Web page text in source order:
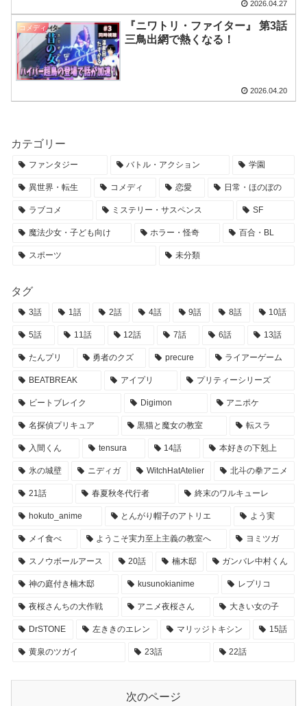
2026.04.27
コメディ
『ニワトリ・ファイター』 第3話
三鳥出網で熱くなる！
2026.04.20
カテゴリー
ファンタジー バトル・アクション 学園
異世界・転生 コメディ 恋愛 日常・ほのぼの
ラブコメ ミステリー・サスペンス SF
魔法少女・子ども向け ホラー・怪奇 百合・BL
スポーツ 未分類
タグ
3話 1話 2話 4話 9話 8話 10話
5話 11話 12話 7話 6話 13話
たんプリ 勇者のクズ precure ライアーゲーム
BEATBREAK アイプリ プリティーシリーズ
ビートブレイク Digimon アニポケ
名探偵プリキュア 黒猫と魔女の教室 転スラ
入間くん tensura 14話 本好きの下剋上
氷の城壁 ニディガ WitchHatAtelier 北斗の拳アニメ
21話 春夏秋冬代行者 終末のワルキューレ
hokuto_anime とんがり帽子のアトリエ よう実
メイ食べ ようこそ実力至上主義の教室へ ヨミツガ
スノウボールアース 20話 楠木邸 ガンバレ中村くん
神の庭付き楠木邸 kusunokianime レプリコ
夜桜さんちの大作戦 アニメ夜桜さん 大きい女の子
DrSTONE 左ききのエレン マリッジトキシン 15話
黄泉のツガイ 23話 22話
次のページ